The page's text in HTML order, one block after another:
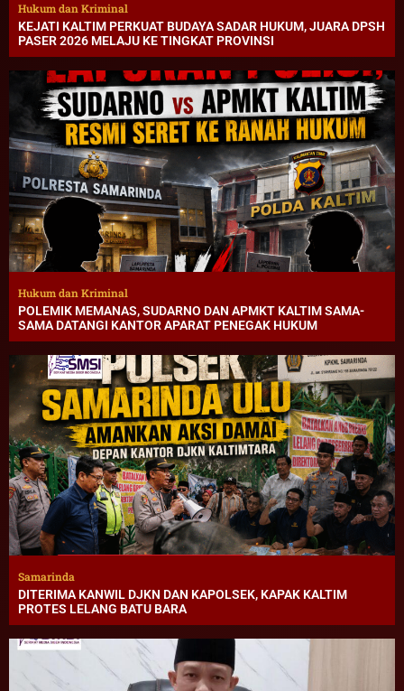
Hukum dan Kriminal
KEJATI KALTIM PERKUAT BUDAYA SADAR HUKUM, JUARA DPSH
PASER 2026 MELAJU KE TINGKAT PROVINSI
Hukum dan Kriminal
POLEMIK MEMANAS, SUDARNO DAN APMKT KALTIM SAMA-
SAMA DATANGI KANTOR APARAT PENEGAK HUKUM
Samarinda
DITERIMA KANWIL DJKN DAN KAPOLSEK, KAPAK KALTIM
PROTES LELANG BATU BARA